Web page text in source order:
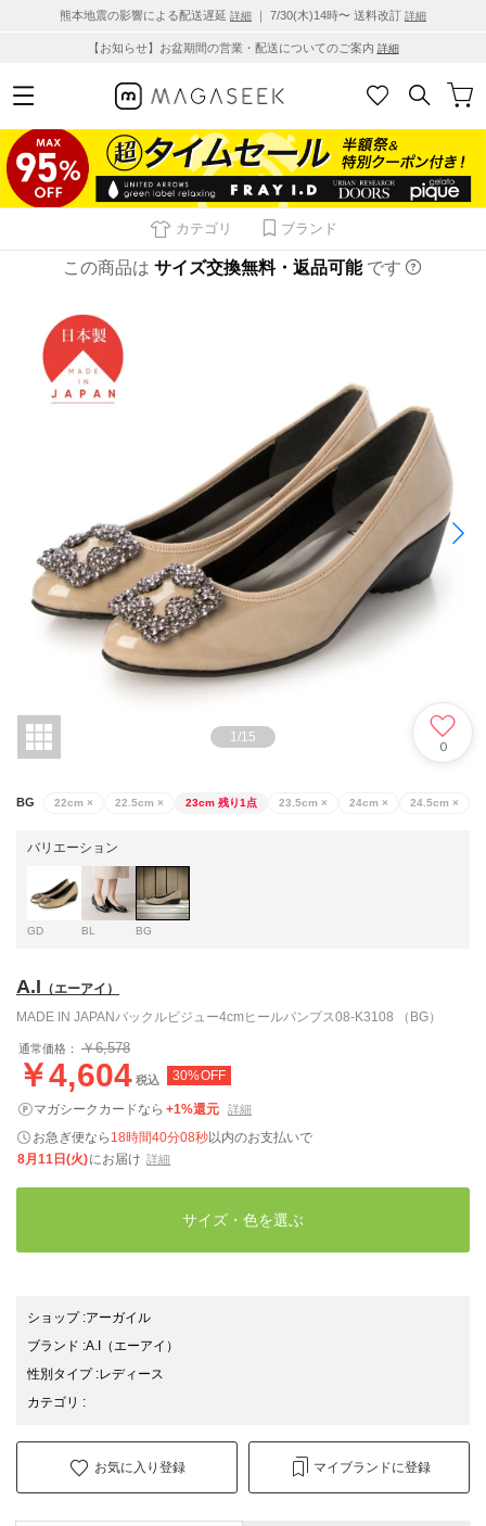
熊本地震の影響による配送遅延 詳細 ｜ 7/30(木)14時〜 送料改訂 詳細
【お知らせ】お盆期間の営業・配送についてのご案内 詳細
カテゴリ ブランド
この商品は サイズ交換無料・返品可能 です
1 /15
0
BG 22cm × 22.5cm × 23cm 残り1点 23.5cm × 24cm × 24.5cm ×
バリエーション
GD BL BG
A.I （エーアイ）
MADE IN JAPANバックルビジュー4cmヒールパンプス08-K3108 （BG）
通常価格： ￥6,578
￥4,604 税込 30%OFF
マガシークカードなら +1%還元 詳細
お急ぎ便なら 18時間40分07秒以内のお支払いで
8月11日(火)にお届け 詳細
サイズ・色を選ぶ
ショップ:アーガイル
ブランド :A.I （エーアイ）
性別タイプ:レディース
カテゴリ :
お気に入り登録 マイブランドに登録